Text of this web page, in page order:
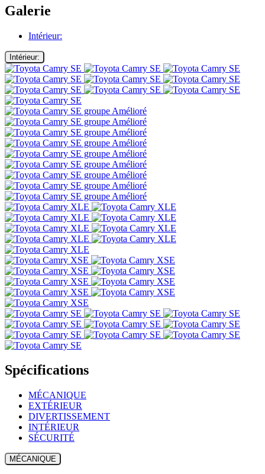
Galerie
Intérieur:
Intérieur:
Spécifications
MÉCANIQUE
EXTÉRIEUR
DIVERTISSEMENT
INTÉRIEUR
SÉCURITÉ
MÉCANIQUE